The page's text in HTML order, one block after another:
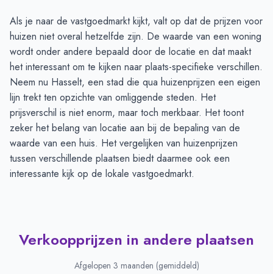
Als je naar de vastgoedmarkt kijkt, valt op dat de prijzen voor
huizen niet overal hetzelfde zijn. De waarde van een woning
wordt onder andere bepaald door de locatie en dat maakt
het interessant om te kijken naar plaats-specifieke verschillen.
Neem nu Hasselt, een stad die qua huizenprijzen een eigen
lijn trekt ten opzichte van omliggende steden. Het
prijsverschil is niet enorm, maar toch merkbaar. Het toont
zeker het belang van locatie aan bij de bepaling van de
waarde van een huis. Het vergelijken van huizenprijzen
tussen verschillende plaatsen biedt daarmee ook een
interessante kijk op de lokale vastgoedmarkt.
Verkoopprijzen in andere plaatsen
Afgelopen 3 maanden (gemiddeld)